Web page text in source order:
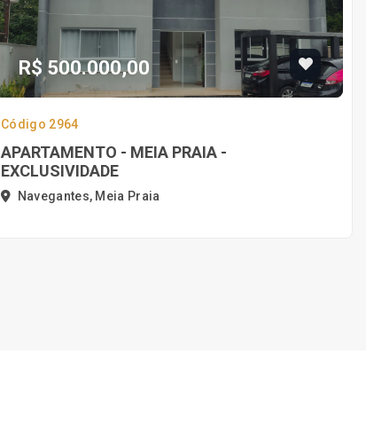
R$ 500.000,00
Código 2964
APARTAMENTO - MEIA PRAIA -
EXCLUSIVIDADE
Navegantes, Meia Praia